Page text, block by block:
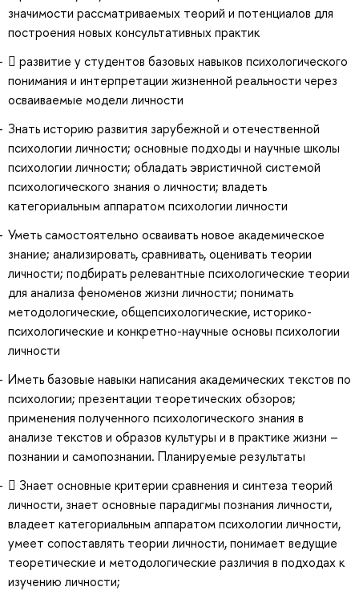
значимости рассматриваемых теорий и потенциалов для
построения новых консультативных практик
 развитие у студентов базовых навыков психологического
понимания и интерпретации жизненной реальности через
осваиваемые модели личности
Знать историю развития зарубежной и отечественной
психологии личности; основные подходы и научные школы
психологии личности; обладать эвристичной системой
психологического знания о личности; владеть
категориальным аппаратом психологии личности
Уметь самостоятельно осваивать новое академическое
знание; анализировать, сравнивать, оценивать теории
личности; подбирать релевантные психологические теории
для анализа феноменов жизни личности; понимать
методологические, общепсихологические, историко-
психологические и конкретно-научные основы психологии
личности
Иметь базовые навыки написания академических текстов по
психологии; презентации теоретических обзоров;
применения полученного психологического знания в
анализе текстов и образов культуры и в практике жизни –
познании и самопознании. Планируемые результаты
 Знает основные критерии сравнения и синтеза теорий
личности, знает основные парадигмы познания личности,
владеет категориальным аппаратом психологии личности,
умеет сопоставлять теории личности, понимает ведущие
теоретические и методологические различия в подходах к
изучению личности;